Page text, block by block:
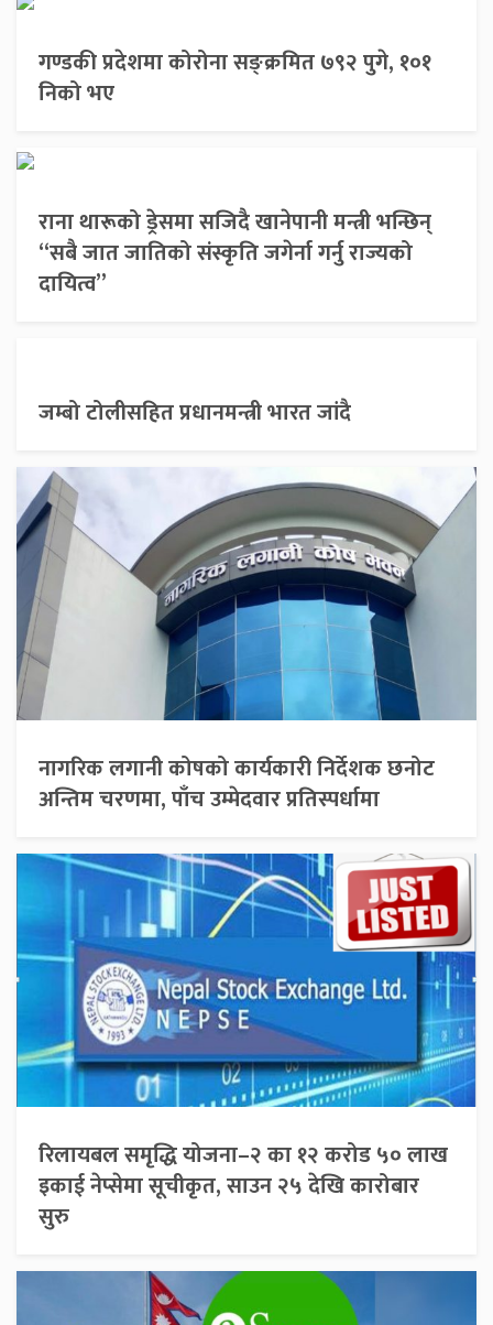
गण्डकी प्रदेशमा कोरोना सङ्क्रमित ७९२ पुगे, १०१
निको भए
राना थारूको ड्रेसमा सजिदै खानेपानी मन्त्री भन्छिन्
“सबै जात जातिको संस्कृति जगेर्ना गर्नु राज्यको
दायित्व”
जम्बो टोलीसहित प्रधानमन्त्री भारत जांदै
नागरिक लगानी कोषको कार्यकारी निर्देशक छनोट
अन्तिम चरणमा, पाँच उम्मेदवार प्रतिस्पर्धामा
रिलायबल समृद्धि योजना–२ का १२ करोड ५० लाख
इकाई नेप्सेमा सूचीकृत, साउन २५ देखि कारोबार
सुरु